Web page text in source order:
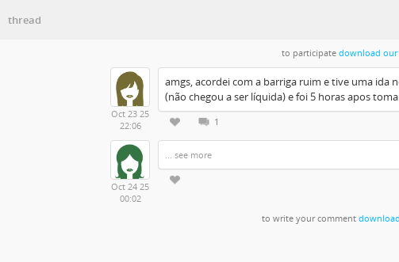
thread
to participate download our
Oct 23 25
22:06
amgs, acordei com a barriga ruim e tive uma ida
(não chegou a ser líquida) e foi 5 horas apos
1
Oct 24 25
00:02
... see more
to write your comment